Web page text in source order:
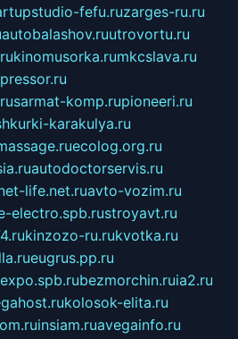
fefu.ruzarges-ru.ru
autobalashov.ruutrovortu.ru
kinomusorka.rumkcslava.ru
sarmat-komp.rupioneeri.ru
karakulya.ru
ecolog.org.ru
autodoctorservis.ru
life.net.ruavto-vozim.ru
electro.spb.rustroyavt.ru
kinzozo-ru.rukvotka.ru
eugrus.pp.ru
bezmorchin.ruia2.ru
kolosok-elita.ru
insiam.ruavegainfo.ru